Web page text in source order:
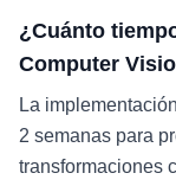
¿Cuánto
Computer
La
2 semanas para
transformaciones